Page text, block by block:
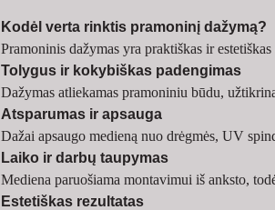
Kodėl verta rinktis pramoninį dažymą?
Pramoninis dažymas yra praktiškas ir
Tolygus ir kokybiškas padengimas
Dažymas atliekamas pramoniniu būdu,
Atsparumas ir apsauga
Dažai apsaugo medieną nuo drėgmės, UV
Laiko ir darbų taupymas
Mediena paruošiama montavimui iš anksto,
Estetiškas rezultatas